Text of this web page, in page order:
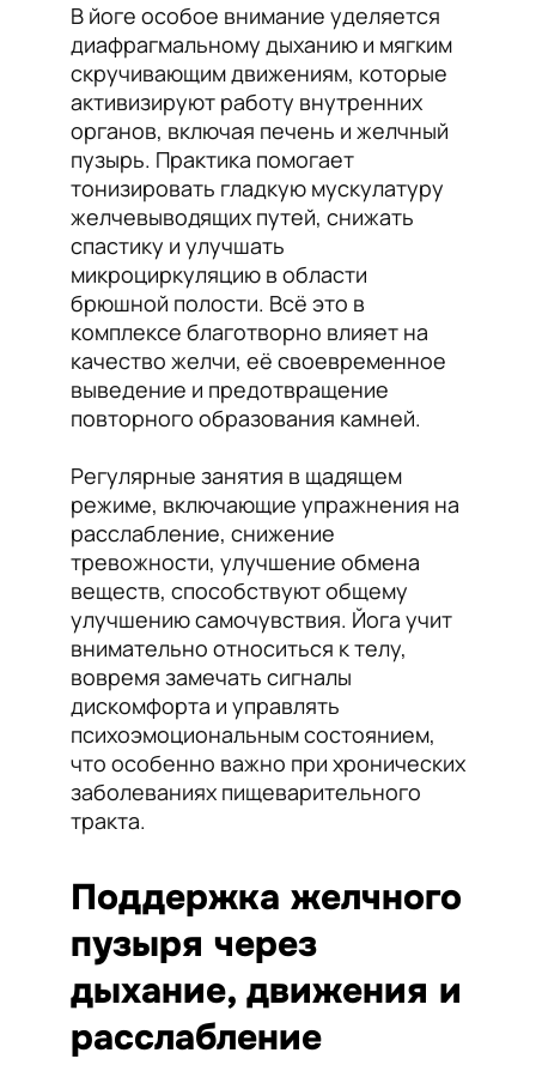
В йоге особое внимание уделяется
диафрагмальному дыханию и мягким
скручивающим движениям, которые
активизируют работу внутренних
органов, включая печень и желчный
пузырь. Практика помогает
тонизировать гладкую мускулатуру
желчевыводящих путей, снижать
спастику и улучшать
микроциркуляцию в области
брюшной полости. Всё это в
комплексе благотворно влияет на
качество желчи, её своевременное
выведение и предотвращение
повторного образования камней.
Регулярные занятия в щадящем
режиме, включающие упражнения на
расслабление, снижение
тревожности, улучшение обмена
веществ, способствуют общему
улучшению самочувствия. Йога учит
внимательно относиться к телу,
вовремя замечать сигналы
дискомфорта и управлять
психоэмоциональным состоянием,
что особенно важно при хронических
заболеваниях пищеварительного
тракта.
Поддержка желчного
пузыря через
дыхание, движения и
расслабление